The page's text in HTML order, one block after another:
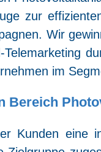
zur
Wir
im
Bereich
Kun­den eine